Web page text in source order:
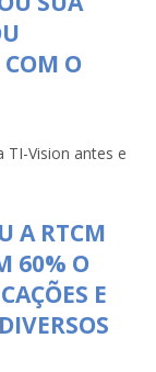
COM O
TI-Vision antes e
A RTCM
60% O
E